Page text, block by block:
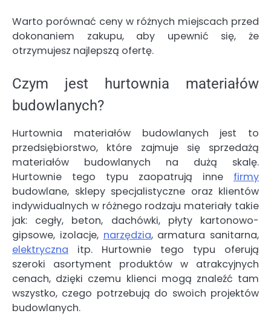
Warto porównać ceny w różnych miejscach przed
dokonaniem zakupu, aby upewnić się, że
otrzymujesz najlepszą ofertę.
Czym jest hurtownia materiałów
budowlanych?
Hurtownia materiałów budowlanych jest to
przedsiębiorstwo, które zajmuje się sprzedażą
materiałów budowlanych na dużą skalę.
Hurtownie tego typu zaopatrują inne firmy
budowlane, sklepy specjalistyczne oraz klientów
indywidualnych w różnego rodzaju materiały takie
jak: cegły, beton, dachówki, płyty kartonowo-
gipsowe, izolacje, narzędzia, armatura sanitarna,
elektryczna itp. Hurtownie tego typu oferują
szeroki asortyment produktów w atrakcyjnych
cenach, dzięki czemu klienci mogą znaleźć tam
wszystko, czego potrzebują do swoich projektów
budowlanych.